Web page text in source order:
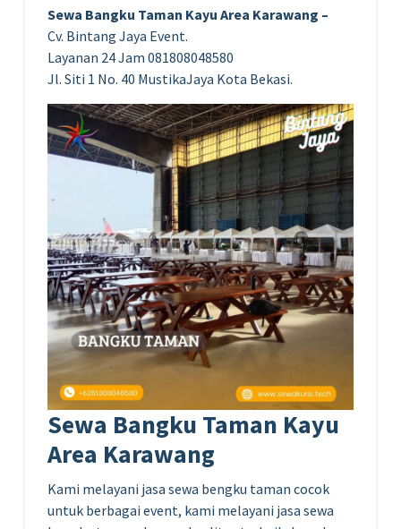
Sewa Bangku Taman Kayu Area Karawang –
Cv. Bintang Jaya Event.
Layanan 24 Jam 081808048580
Jl. Siti 1 No. 40 MustikaJaya Kota Bekasi.
Sewa Bangku Taman Kayu
Area Karawang
Kami melayani jasa sewa bengku taman cocok
untuk berbagai event, kami melayani jasa sewa